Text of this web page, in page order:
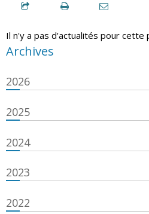
Il n'y a pas d'actualités pour cette
Archives
2026
2025
2024
2023
2022